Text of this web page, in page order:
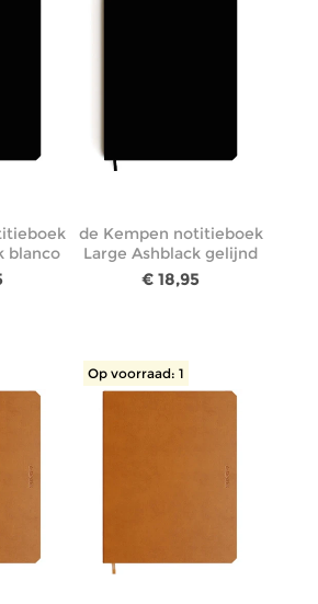
blanco
de Kempen notitieboek
Large Ashblack gelijnd
€ 18,95
Op voorraad: 1